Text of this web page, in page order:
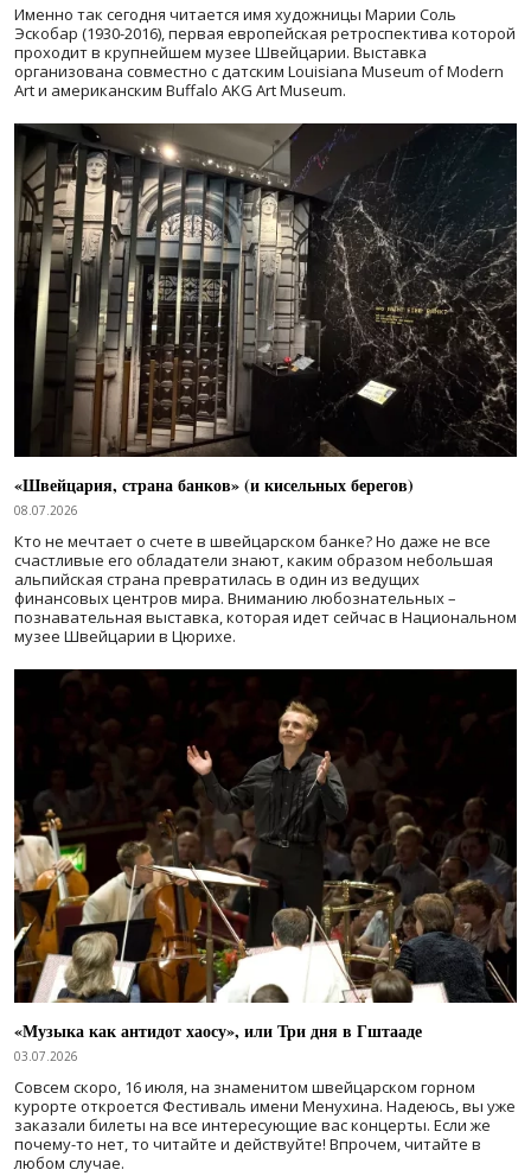
Именно так сегодня читается имя художницы Марии Соль
Эскобар (1930-2016), первая европейская ретроспектива которой
проходит в крупнейшем музее Швейцарии. Выставка
организована совместно с датским Louisiana Museum of Modern
Art и американским Buffalo AKG Art Museum.
«Швейцария, страна банков» (и кисельных берегов)
08.07.2026
Кто не мечтает о счете в швейцарском банке? Но даже не все
счастливые его обладатели знают, каким образом небольшая
альпийская страна превратилась в один из ведущих
финансовых центров мира. Вниманию любознательных –
познавательная выставка, которая идет сейчас в Национальном
музее Швейцарии в Цюрихе.
«Музыка как антидот хаосу», или Три дня в Гштааде
03.07.2026
Совсем скоро, 16 июля, на знаменитом швейцарском горном
курорте откроется Фестиваль имени Менухина. Надеюсь, вы уже
заказали билеты на все интересующие вас концерты. Если же
почему-то нет, то читайте и действуйте! Впрочем, читайте в
любом случае.